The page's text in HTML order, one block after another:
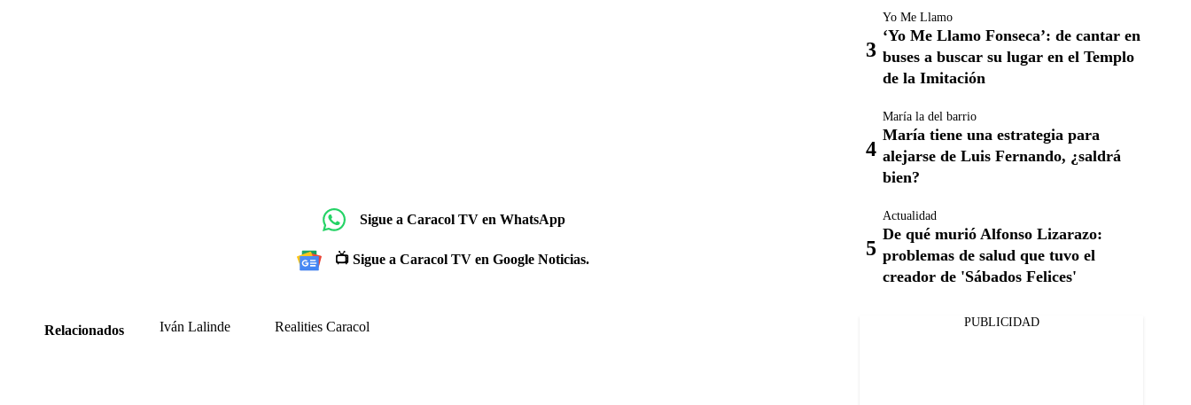
Sigue a Caracol TV en WhatsApp
📺 Sigue a Caracol TV en Google Noticias.
Relacionados Iván Lalinde Realities Caracol
Yo Me Llamo
‘Yo Me Llamo Fonseca’: de cantar en
buses a buscar su lugar en el Templo
de la Imitación
María la del barrio
María tiene una estrategia para
alejarse de Luis Fernando, ¿saldrá
bien?
Actualidad
De qué murió Alfonso Lizarazo:
problemas de salud que tuvo el
creador de 'Sábados Felices'
PUBLICIDAD